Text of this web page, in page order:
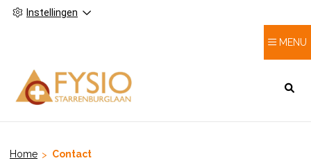
Instellingen
MENU
Home Contact